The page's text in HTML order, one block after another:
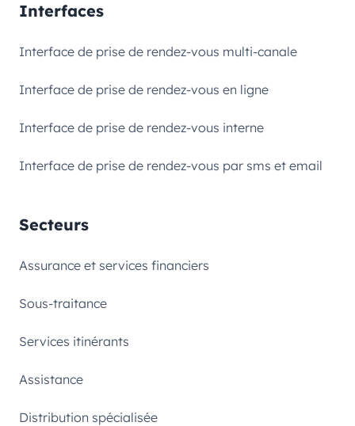
Interfaces
Interface de prise de rendez-vous multi-canale
Interface de prise de rendez-vous en ligne
Interface de prise de rendez-vous interne
Interface de prise de rendez-vous par sms et email
Secteurs
Assurance et services financiers
Sous-traitance
Services itinérants
Assistance
Distribution spécialisée